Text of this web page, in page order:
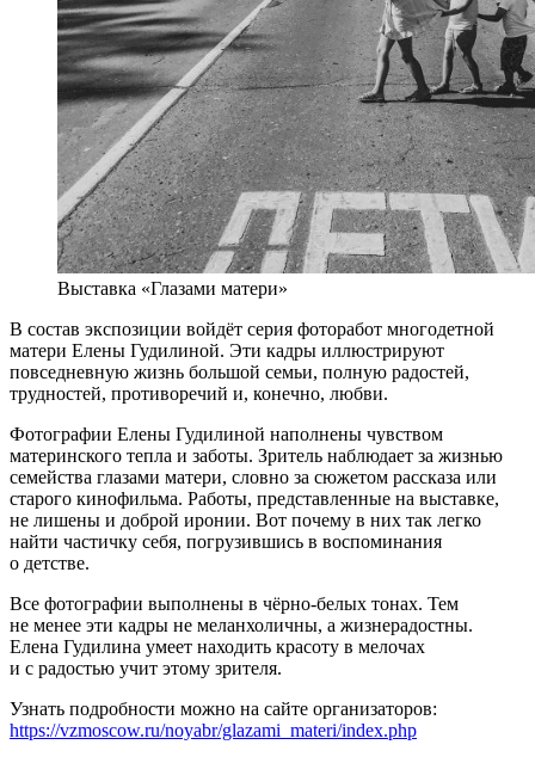
Выставка «Глазами матери»
В состав экспозиции войдёт серия фоторабот многодетной
матери Елены Гудилиной. Эти кадры иллюстрируют
повседневную жизнь большой семьи, полную радостей,
трудностей, противоречий и, конечно, любви.
Фотографии Елены Гудилиной наполнены чувством
материнского тепла и заботы. Зритель наблюдает за жизнью
семейства глазами матери, словно за сюжетом рассказа или
старого кинофильма. Работы, представленные на выставке,
не лишены и доброй иронии. Вот почему в них так легко
найти частичку себя, погрузившись в воспоминания
о детстве.
Все фотографии выполнены в чёрно-белых тонах. Тем
не менее эти кадры не меланхоличны, а жизнерадостны.
Елена Гудилина умеет находить красоту в мелочах
и с радостью учит этому зрителя.
Узнать подробности можно на сайте организаторов:
https://vzmoscow.ru/noyabr/glazami_materi/index.php